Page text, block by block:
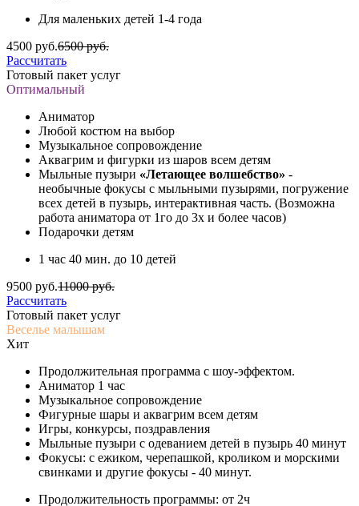
Для маленьких детей 1-4 года
4500 руб.6500 руб.
Рассчитать
Готовый пакет услуг
Оптимальный
Аниматор
Любой костюм на выбор
Музыкальное сопровождение
Аквагрим и фигурки из шаров всем детям
Мыльные пузыри «Летающее волшебство» -
необычные фокусы с мыльными пузырями, погружение
всех детей в пузырь, интерактивная часть. (Возможна
работа аниматора от 1го до 3х и более часов)
Подарочки детям
1 час 40 мин. до 10 детей
9500 руб.11000 руб.
Рассчитать
Готовый пакет услуг
Веселье малышам
Хит
Продолжительная программа с шоу-эффектом.
Аниматор 1 час
Музыкальное сопровождение
Фигурные шары и аквагрим всем детям
Игры, конкурсы, поздравления
Мыльные пузыри с одеванием детей в пузырь 40 минут
Фокусы: с ежиком, черепашкой, кроликом и морскими
свинками и другие фокусы - 40 минут.
Продолжительность программы: от 2ч